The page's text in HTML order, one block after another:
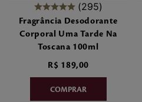
295
Fragrância Desodorante
Corporal Uma Tarde Na
Toscana 100ml
R$ 189,00